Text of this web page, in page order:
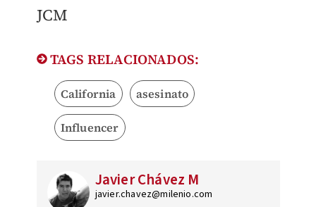
JCM
TAGS RELACIONADOS:
California asesinato
Influencer
Javier Chávez M
javier.chavez@milenio.com